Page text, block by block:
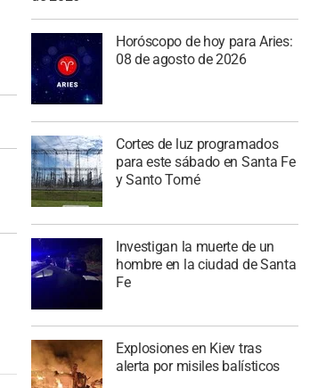
Horóscopo de hoy para Aries:
08 de agosto de 2026
Cortes de luz programados
para este sábado en Santa Fe
y Santo Tomé
Investigan la muerte de un
hombre en la ciudad de Santa
Fe
Explosiones en Kiev tras
alerta por misiles balísticos